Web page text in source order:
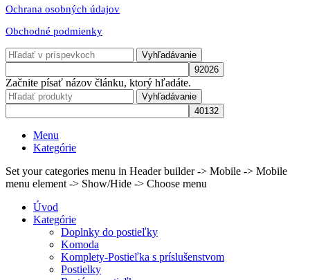
Ochrana osobných údajov
Obchodné podmienky
Vyhľadávanie
Začnite písať názov článku, ktorý hľadáte.
Vyhľadávanie
Menu
Kategórie
Set your categories menu in Header builder -> Mobile -> Mobile
menu element -> Show/Hide -> Choose menu
Úvod
Kategórie
Doplnky do postieľky
Komoda
Komplety-Postieľka s príslušenstvom
Postielky